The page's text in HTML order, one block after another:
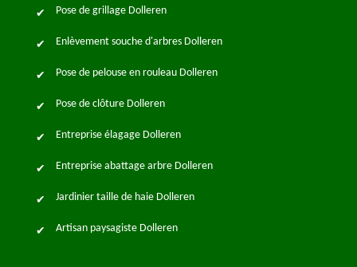
Pose de grillage Dolleren
Enlèvement souche d'arbres Dolleren
Pose de pelouse en rouleau Dolleren
Pose de clôture Dolleren
Entreprise élagage Dolleren
Entreprise abattage arbre Dolleren
Jardinier taille de haie Dolleren
Artisan paysagiste Dolleren